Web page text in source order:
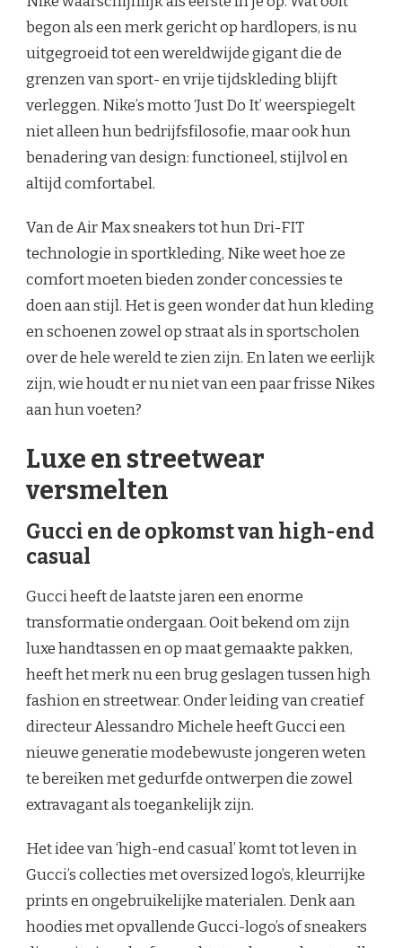
begon als een merk gericht op hardlopers, is nu
uitgegroeid tot een wereldwijde gigant die de
grenzen van sport- en vrije tijdskleding blijft
verleggen. Nike’s motto ‘Just Do It’ weerspiegelt
niet alleen hun bedrijfsfilosofie, maar ook hun
benadering van design: functioneel, stijlvol en
altijd comfortabel.
Van de Air Max sneakers tot hun Dri-FIT
technologie in sportkleding, Nike weet hoe ze
comfort moeten bieden zonder concessies te
doen aan stijl. Het is geen wonder dat hun kleding
en schoenen zowel op straat als in sportscholen
over de hele wereld te zien zijn. En laten we eerlijk
zijn, wie houdt er nu niet van een paar frisse Nikes
aan hun voeten?
Luxe en streetwear
versmelten
Gucci en de opkomst van high-end
casual
Gucci heeft de laatste jaren een enorme
transformatie ondergaan. Ooit bekend om zijn
luxe handtassen en op maat gemaakte pakken,
heeft het merk nu een brug geslagen tussen high
fashion en streetwear. Onder leiding van creatief
directeur Alessandro Michele heeft Gucci een
nieuwe generatie modebewuste jongeren weten
te bereiken met gedurfde ontwerpen die zowel
extravagant als toegankelijk zijn.
Het idee van ‘high-end casual’ komt tot leven in
Gucci’s collecties met oversized logo’s, kleurrijke
prints en ongebruikelijke materialen. Denk aan
hoodies met opvallende Gucci-logo’s of sneakers